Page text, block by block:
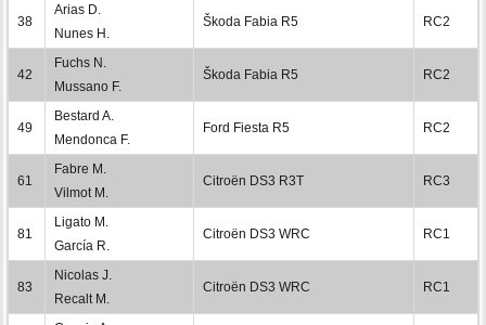
38
Arias D.
Nunes H.
Škoda Fabia R5 RC2
42
Fuchs N.
Mussano F.
Škoda Fabia R5 RC2
49
Bestard A.
Mendonca F.
Ford Fiesta R5 RC2
61
Fabre M.
Vilmot M.
Citroën DS3 R3T RC3
81
Ligato M.
García R.
Citroën DS3 WRC RC1
83
Nicolas J.
Recalt M.
Citroën DS3 WRC RC1